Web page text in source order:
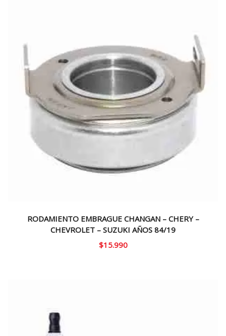
RODAMIENTO EMBRAGUE CHANGAN – CHERY –
CHEVROLET – SUZUKI AÑOS 84/19
$15.990